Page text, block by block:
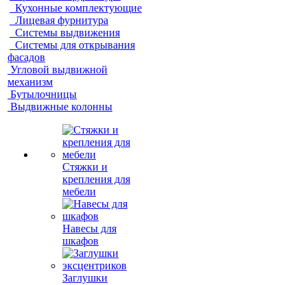
Кухонные комплектующие
Лицевая фурнитура
Системы выдвижения
Системы для открывания
фасадов
Угловой выдвижной
механизм
Бутылочницы
Выдвижные колонны
Стяжки и
крепления для
мебели
Навесы для
шкафов
Заглушки